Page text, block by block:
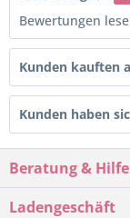
Bewertungen
Kunden kauften
Kunden haben
Beratung & Hilfe
Ladengeschäft